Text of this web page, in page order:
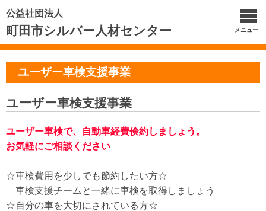
公益社団法人
町田市シルバー人材センター メニュー
ユーザー車検支援事業
ユーザー車検支援事業
ユーザー車検で、自動車経費倹約しましょう。
お気軽にご相談ください
☆車検費用を少しでも節約したい方☆
車検支援チームと一緒に車検を取得しましょう
☆自分の車を大切にされている方☆